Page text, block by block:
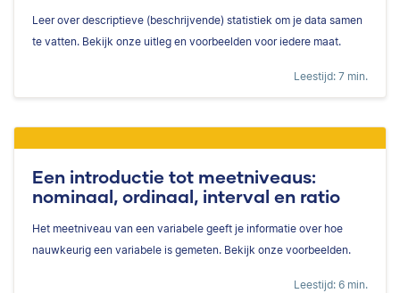
Leer over descriptieve (beschrijvende) statistiek om je data samen
te vatten. Bekijk onze uitleg en voorbeelden voor iedere maat.
Leestijd: 7 min.
Een introductie tot meetniveaus:
nominaal, ordinaal, interval en ratio
Het meetniveau van een variabele geeft je informatie over hoe
nauwkeurig een variabele is gemeten. Bekijk onze voorbeelden.
Leestijd: 6 min.